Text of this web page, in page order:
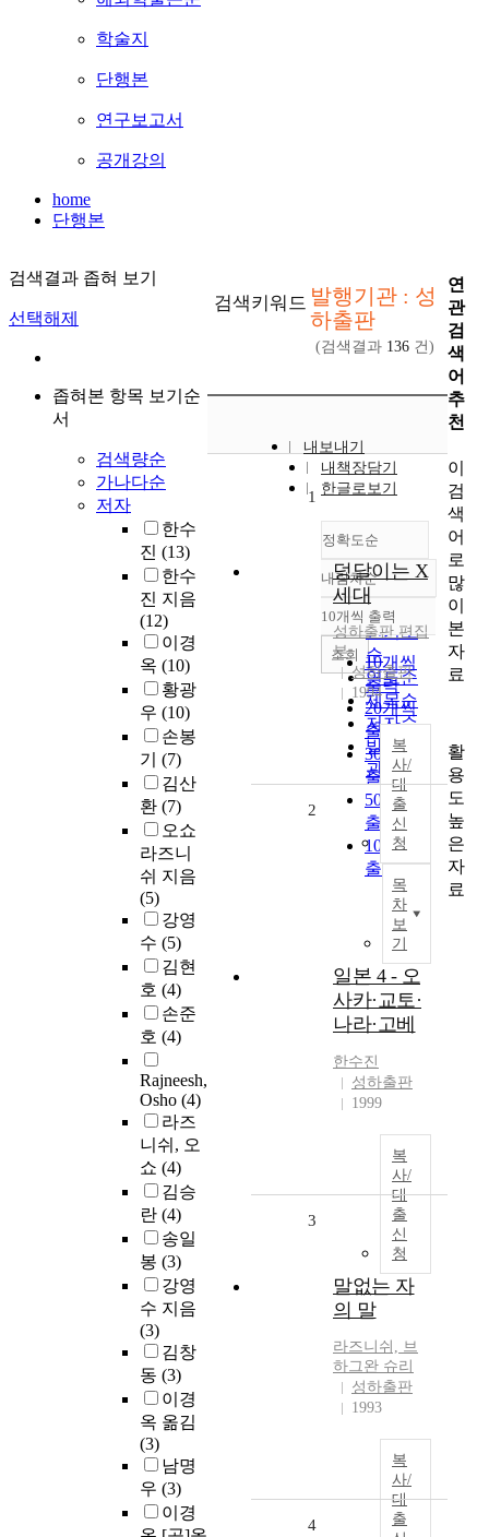
학술지
단행본
연구보고서
공개강의
home
단행본
검색결과 좁혀 보기
선택해제
좁혀본 항목 보기순
서
검색량순
가나다순
저자
한수
진 (13)
한수
진 지음
(12)
이경
옥 (10)
황광
우 (10)
손봉
기 (7)
김산
환 (7)
오쇼
라즈니
쉬 지음
(5)
강영
수 (5)
김현
호 (4)
손준
호 (4)
Rajneesh,
Osho (4)
라즈
니쉬, 오
쇼 (4)
김승
란 (4)
송일
봉 (3)
강영
수 지음
(3)
김창
동 (3)
이경
옥 옮김
(3)
남명
우 (3)
이경
검색키워드 발행기관 : 성
하출판
(검색결과 136 건)
내보내기
내책장담기
한글로보기
정확도순
정확도
순
인기도
순
연도순
제목순
저자순
발행기
관순
내림차순
내림차순
10개씩 출력
10개씩
출력
20개씩
출력
30개씩
출력
50개씩
출력
100개씩
출력
조회
1
덩달이는 X
세대
성하출판 편집
부
성하출판
1994
복
사/
대
출
신
청
목
차
보
기
2
일본 4 - 오
사카·교토·
나라·고베
한수진
성하출판
1999
복
사/
대
출
신
청
3
말없는 자
의 말
라즈니쉬, 브
하그완 슈리
성하출판
1993
복
사/
대
출
4
연
관
검
색
어
추
천
이
검
색
어
로
많
이
본
자
료
활
용
도
높
은
자
료